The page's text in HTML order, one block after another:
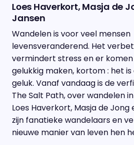
Loes Haverkort, Masja de
Jansen
Wandelen is voor veel mensen
levensveranderend. Het
vermindert stress en er komen
gelukkig maken, kortom : het
geluk. Vanaf vandaag is de
The Salt Path, over wandelen
Loes Haverkort, Masja de Jong
zijn fanatieke wandelaars en
nieuwe manier van leven hen